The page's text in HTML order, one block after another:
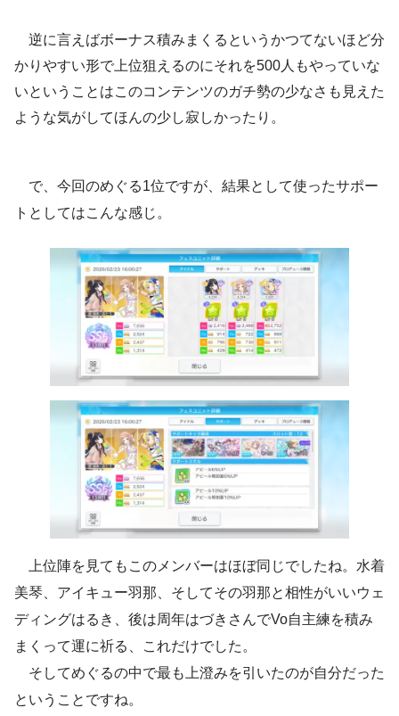
逆に言えばボーナス積みまくるというかつてないほど分
かりやすい形で上位狙えるのにそれを500人もやっていな
いということはこのコンテンツのガチ勢の少なさも見えた
ような気がしてほんの少し寂しかったり。
で、今回のめぐる1位ですが、結果として使ったサポー
トとしてはこんな感じ。
上位陣を見てもこのメンバーはほぼ同じでしたね。水着
美琴、アイキュー羽那、そしてその羽那と相性がいいウェ
ディングはるき、後は周年はづきさんでVo自主練を積み
まくって運に祈る、これだけでした。
そしてめぐるの中で最も上澄みを引いたのが自分だった
ということですね。